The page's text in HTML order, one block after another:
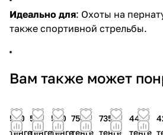
Идеально для: Охоты на
также спортивной стрельбы.
Вам также может
590
тенге
570
тенге
560
тенге
750
тенге
735
тенге
440
тенге